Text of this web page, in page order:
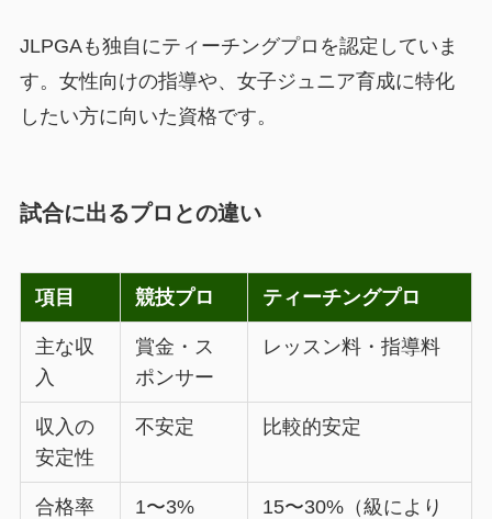
JLPGAも独自にティーチングプロを認定していま
す。女性向けの指導や、女子ジュニア育成に特化
したい方に向いた資格です。
試合に出るプロとの違い
項目 競技プロ ティーチングプロ
主な収
入
賞金・ス
ポンサー
レッスン料・指導料
収入の
安定性
不安定 比較的安定
合格率 1〜3%
15〜30%（級により